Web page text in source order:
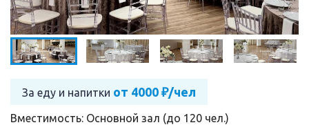
За еду и напитки от 4000 ₽/чел
Вместимость: Основной зал (до 120 чел.)